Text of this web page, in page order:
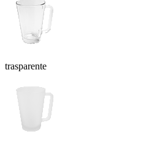
trasparente